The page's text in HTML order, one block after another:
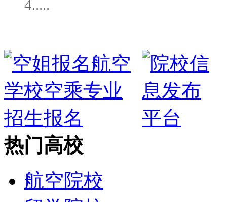
4.....
热门高校
航空院校